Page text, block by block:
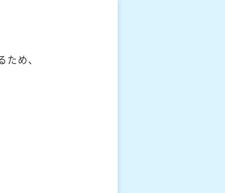
め、